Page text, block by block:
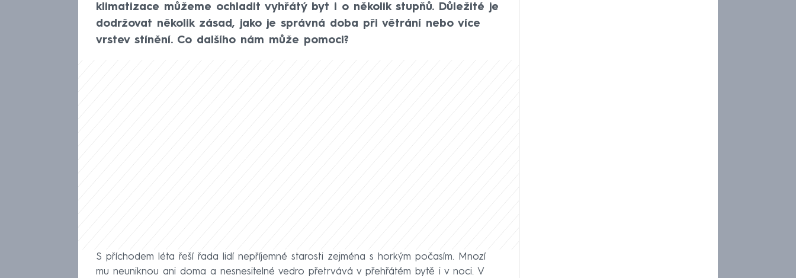
klimatizace můžeme ochladit vyhřátý byt i o několik stupňů. Důležité je
dodržovat několik zásad, jako je správná doba při větrání nebo více
vrstev stínění. Co dalšího nám může pomoci?
S příchodem léta řeší řada lidí nepříjemné starosti zejména s horkým počasím. Mnozí
mu neuniknou ani doma a nesnesitelné vedro přetrvává v přehřátém bytě i v noci. V